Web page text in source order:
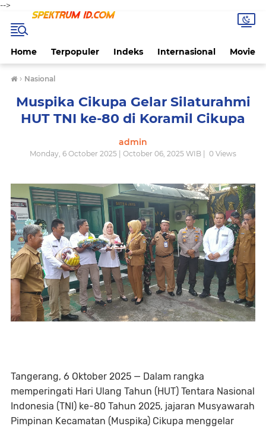
-->
Home Terpopuler Indeks Internasional Movie
› Nasional
Muspika Cikupa Gelar Silaturahmi
HUT TNI ke-80 di Koramil Cikupa
admin
Monday, 6 October 2025 | October 06, 2025 WIB | 0 Views
Tangerang, 6 Oktober 2025 — Dalam rangka
memperingati Hari Ulang Tahun (HUT) Tentara Nasional
Indonesia (TNI) ke-80 Tahun 2025, jajaran Musyawarah
Pimpinan Kecamatan (Muspika) Cikupa menggelar